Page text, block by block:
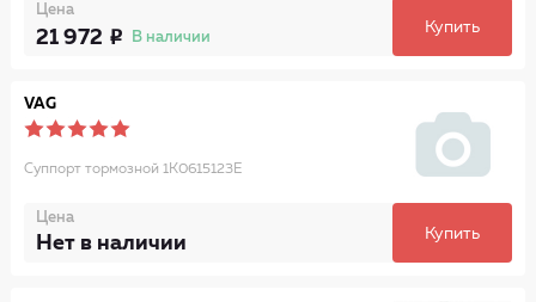
Цена
21 972 В наличии
Купить
VAG
Суппорт тормозной 1K0615123E
Цена
Нет в наличии Купить